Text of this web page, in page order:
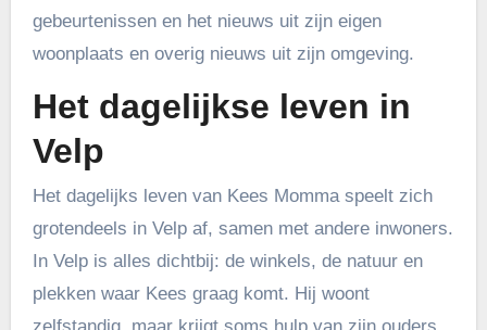
gebeurtenissen en het nieuws uit zijn eigen
woonplaats en overig nieuws uit zijn omgeving.
Het dagelijkse leven in
Velp
Het dagelijks leven van Kees Momma speelt zich
grotendeels in Velp af, samen met andere inwoners.
In Velp is alles dichtbij: de winkels, de natuur en
plekken waar Kees graag komt. Hij woont